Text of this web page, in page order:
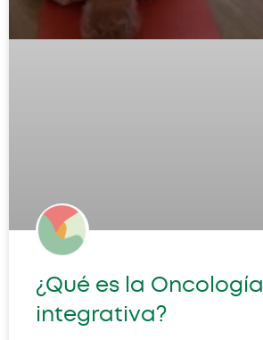
¿Qué es la Oncología
integrativa?